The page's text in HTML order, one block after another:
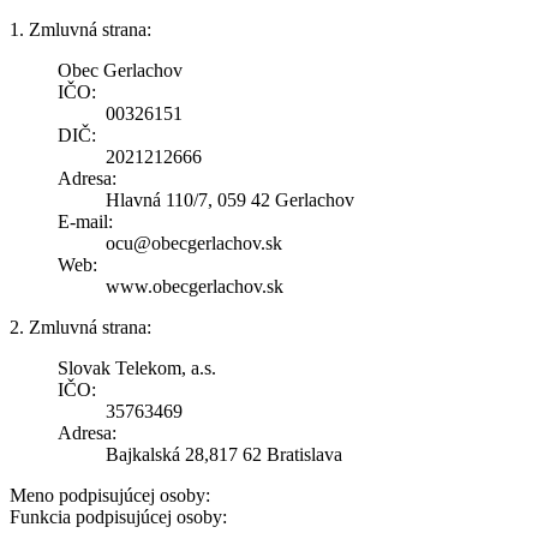
1. Zmluvná strana:
Obec Gerlachov
IČO:
00326151
DIČ:
2021212666
Adresa:
Hlavná 110/7, 059 42 Gerlachov
E-mail:
ocu@obecgerlachov.sk
Web:
www.obecgerlachov.sk
2. Zmluvná strana:
Slovak Telekom, a.s.
IČO:
35763469
Adresa:
Bajkalská 28,817 62 Bratislava
Meno podpisujúcej osoby:
Funkcia podpisujúcej osoby: